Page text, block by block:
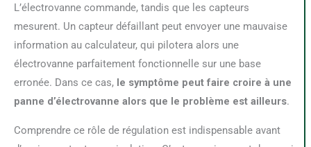
L’électrovanne commande, tandis que les capteurs
mesurent. Un capteur défaillant peut envoyer une mauvaise
information au calculateur, qui pilotera alors une
électrovanne parfaitement fonctionnelle sur une base
erronée. Dans ce cas, le symptôme peut faire croire à une
panne d’électrovanne alors que le problème est ailleurs.
Comprendre ce rôle de régulation est indispensable avant